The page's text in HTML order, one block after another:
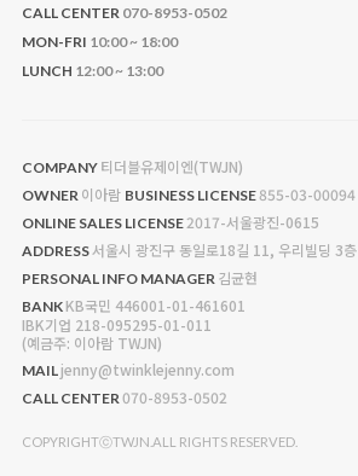
CALL CENTER070-8953-0502
MON-FRI 10:00 ~ 18:00
LUNCH 12:00 ~ 13:00
COMPANY 티더블유제이엔(TWJN)
OWNER 이아람 BUSINESS LICENSE855-03-00094
ONLINE SALES LICENSE 2017-서울광진-0615
ADDRESS서울시 광진구 동일로18길 11, 우리빌딩 3층
PERSONAL INFO MANAGER 김균현
BANK KB국민 446001-01-461601
IBK기업 218-095295-01-011
(예금주: 이아람 TWJN)
MAIL jenny@twinklejenny.com
CALL CENTER070-8953-0502
COPYRIGHTⓒTWJN.ALL RIGHTS RESERVED.